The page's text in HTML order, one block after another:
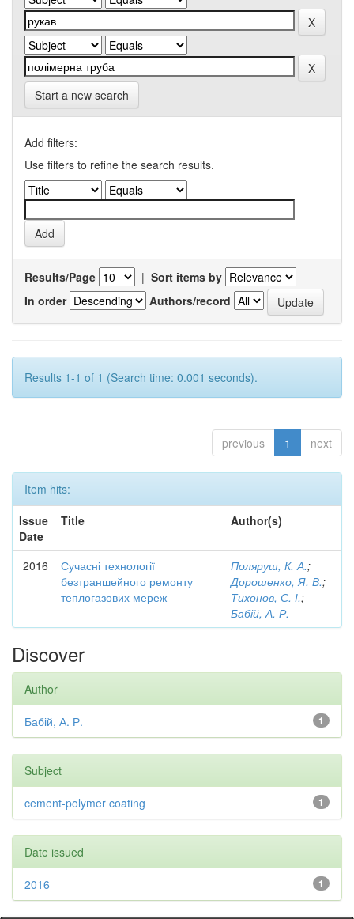
Start a new search
Add filters:
Use filters to refine the search results.
Results/Page | Sort items by
In order
Authors/record
Results 1-1 of 1 (Search time: 0.001 seconds).
previous 1 next
Item hits:
Issue
Date
Title Author(s)
2016
Сучасні технології
безтраншейного ремонту
теплогазових мереж
Поляруш, К. А.;
Дорошенко, Я. В.;
Тихонов, С. І.;
Бабій, А. Р.
Discover
Author
1
Бабій, А. Р.
Subject
1
cement-polymer coating
Date issued
1
2016